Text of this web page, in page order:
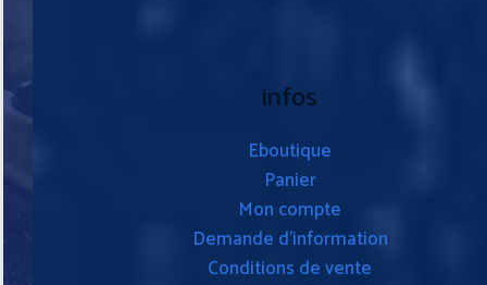
infos
Eboutique
Panier
Mon compte
Demande d’information
Conditions de vente